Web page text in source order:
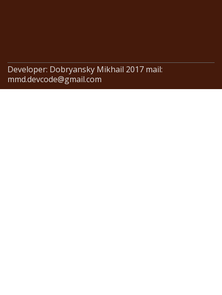
Developer: Dobryansky Mikhail 2017 mail:
mmd.devcode@gmail.com